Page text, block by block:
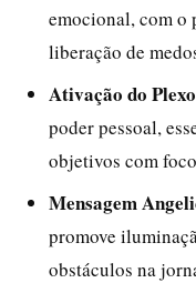
emocional, com o
liberação de
Ativação do
poder pessoal,
objetivos com
Mensagem
promove
obstáculos na